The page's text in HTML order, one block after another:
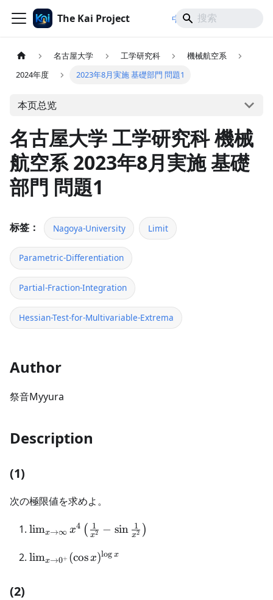
The Kai Project 中文/ 日本語
名古屋大学 工学研究科
機械航空系
2024年度
2023年8月実施 基礎部門 問題1
本页总览
名古屋大学 工学研究科 機械
航空系 2023年8月実施 基礎
部門 問題1
标签： Nagoya-University Limit
Parametric-Differentiation
Partial-Fraction-Integration
Hessian-Test-for-Multivariable-Extrema
Author
祭音Myyura
Description
(1)
次の極限値を求めよ。
\lim_{x\to\infty}
{x^2}-
limx→∞ x4 ( x2
1 − sin x2
1 )
\lim_{x\to
limx→0+ (cosx)log x
(2)